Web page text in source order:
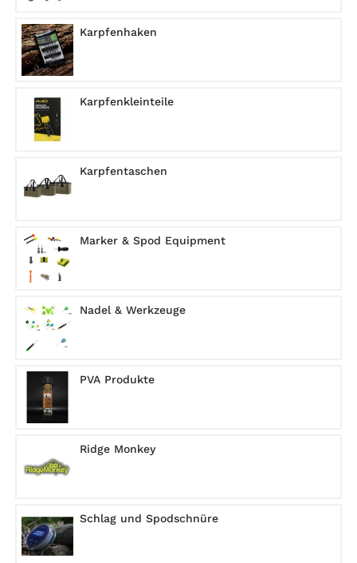
Karpfenhaken
Karpfenkleinteile
Karpfentaschen
Marker & Spod Equipment
Nadel & Werkzeuge
PVA Produkte
Ridge Monkey
Schlag und Spodschnüre